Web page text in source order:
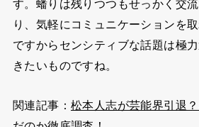
す。蟠りは残りつつもせっかく交
り、気軽にコミュニケーションを
ですからセンシティブな話題は極
きたいものですね。
関連記事： 松本人志が芸能界引退